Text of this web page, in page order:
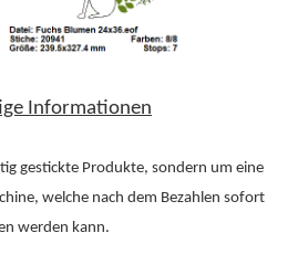
Informationen
gestickte Produkte, sondern um eine
welche nach dem Bezahlen sofort
werden kann.